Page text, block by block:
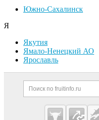
Южно-Сахалинск
Я
Якутия
Ямало-Ненецкий АО
Ярославль
Cсылки на